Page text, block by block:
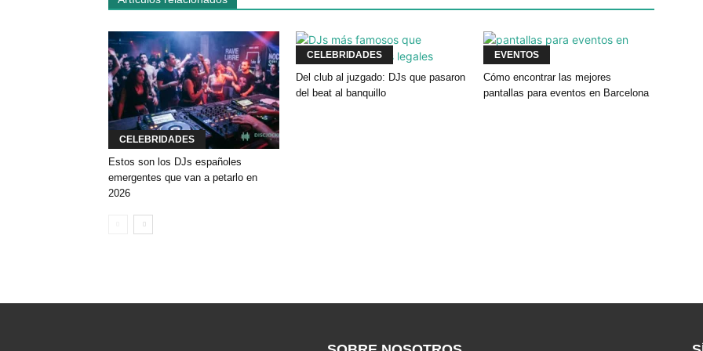
CELEBRIDADES
Estos son los DJs españoles
emergentes que van a petarlo en
2026
CELEBRIDADES
Del club al juzgado: DJs que pasaron
del beat al banquillo
EVENTOS
Cómo encontrar las mejores
pantallas para eventos en Barcelona